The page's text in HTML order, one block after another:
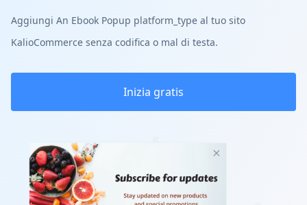
Aggiungi An Ebook Popup platform_type al tuo sito
KalioCommerce senza codifica o mal di testa.
Inizia gratis